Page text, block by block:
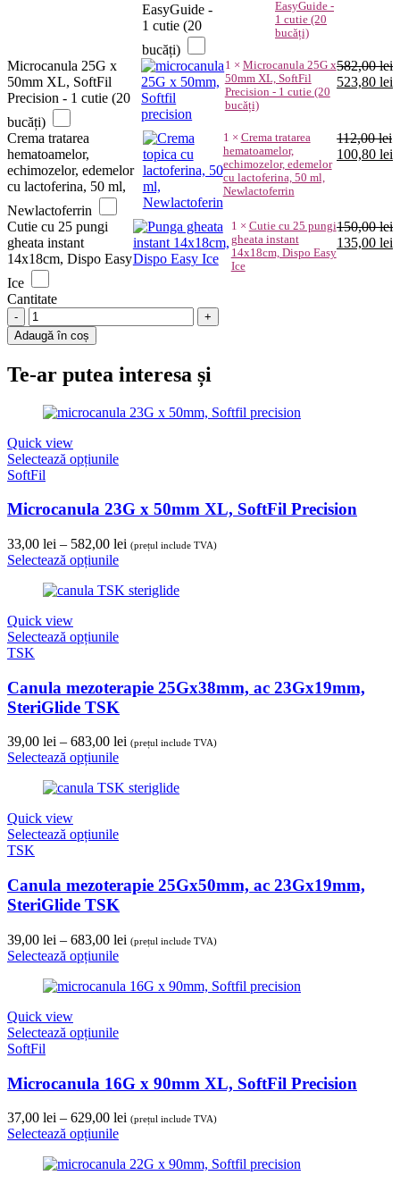
EasyGuide -
1 cutie (20
bucăți)
EasyGuide -
1 cutie (20
bucăți)
Microcanula 25G x
50mm XL, SoftFil
Precision - 1 cutie (20
bucăți)
1 × Microcanula 25G x
50mm XL, SoftFil
Precision - 1 cutie (20
bucăți)
582,00lei
Prețul
582,00 lei.
523,80 lei
Crema tratarea
hematoamelor,
echimozelor, edemelor
cu lactoferina, 50 ml,
Newlactoferrin
1 × Crema tratarea
hematoamelor,
echimozelor, edemelor
cu lactoferina, 50 ml,
Newlactoferrin
112,00lei
Prețul
100,80 lei
Cutie cu 25 pungi
gheata instant
14x18cm, Dispo Easy
Ice
1 × Cutie cu 25 pungi
gheata instant
14x18cm, Dispo Easy
Ice
150,00lei
Prețul
inițial
135,00 lei
Cantitate
Stylage
S
Bi-
cu
x
0.8
ml
Acid
pentru
Corecții
Fine
quantity
Adaugă în coș
Te-ar putea interesa și
Quick view
Selectează opțiunile
SoftFil
Microcanula 23G x 50mm XL, SoftFil Precision
33,00 lei – 582,00 lei Interval
33,00 lei
(prețul include TVA)
Selectează opțiunile
Quick view
Selectează opțiunile
TSK
Canula mezoterapie 25Gx38mm, ac 23Gx19mm,
SteriGlide TSK
39,00 lei – 683,00 lei Interval
39,00 lei
(prețul include TVA)
Selectează opțiunile
Quick view
Selectează opțiunile
TSK
Canula mezoterapie 25Gx50mm, ac 23Gx19mm,
SteriGlide TSK
39,00 lei – 683,00 lei Interval
39,00 lei
(prețul include TVA)
Selectează opțiunile
Quick view
Selectează opțiunile
SoftFil
Microcanula 16G x 90mm XL, SoftFil Precision
37,00 lei – 629,00 lei Interval
37,00 lei
(prețul include TVA)
Selectează opțiunile